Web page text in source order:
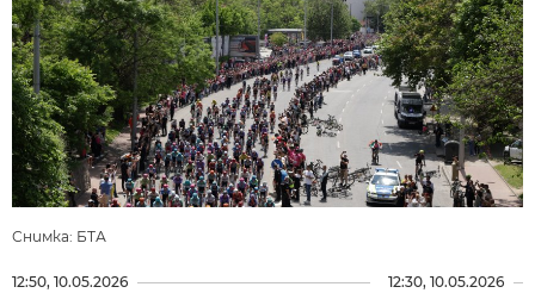
Снимка: БТА
12:50, 10.05.2026 12:30, 10.05.2026